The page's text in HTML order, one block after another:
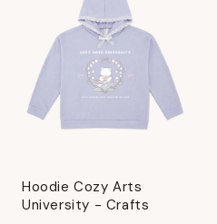
Hoodie Cozy Arts
University - Crafts